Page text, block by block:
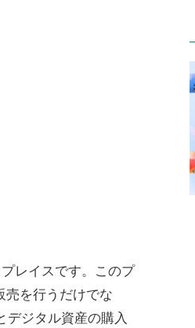
レイスです。このプ
売を行うだけでな
デジタル資産の購入